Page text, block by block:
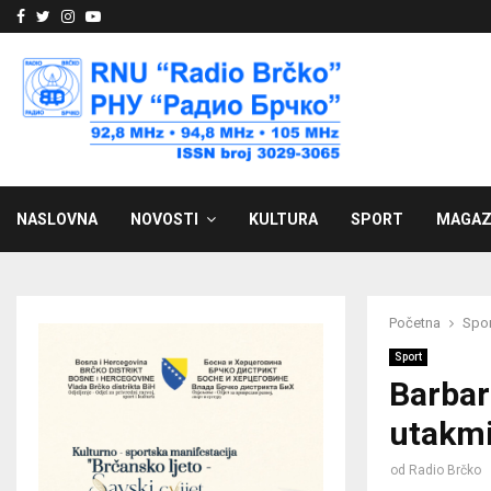
Facebook
Twitter
Instagram
Youtube
NASLOVNA NOVOSTI KULTURA SPORT
Početna
Sport
od Radio Brčko